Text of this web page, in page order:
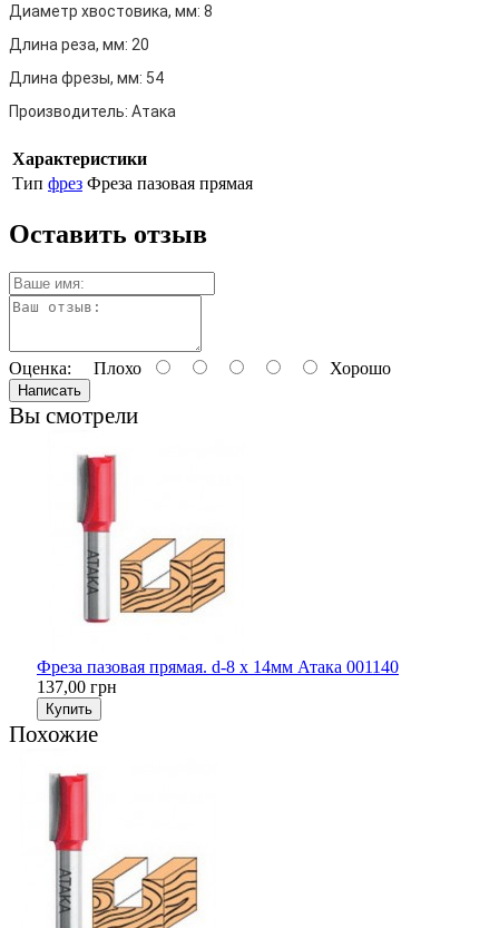
Диаметр хвостовика, мм: 8
Длина реза, мм: 20
Длина фрезы, мм: 54
Производитель: Атака
Характеристики
Тип фрез Фреза пазовая прямая
Оставить отзыв
Оценка: Плохо Хорошо
Написать
Вы смотрели
Фреза пазовая прямая. d-8 х 14мм Атака 001140
137,00 грн
Купить
Похожие